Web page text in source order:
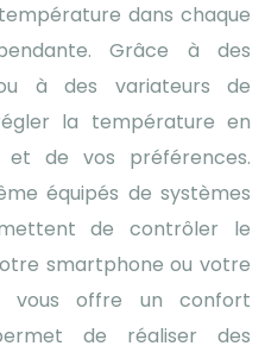
dans chaque
Grâce à des
à des variateurs de
la température en
de vos préférences.
équipés de systèmes
de contrôler le
smartphone ou votre
vous offre un confort
de réaliser des